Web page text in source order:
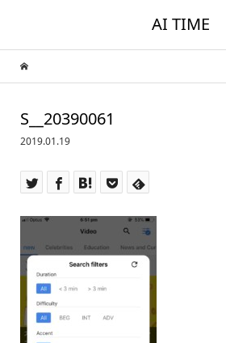
AI TIME
S__20390061
2019.01.19